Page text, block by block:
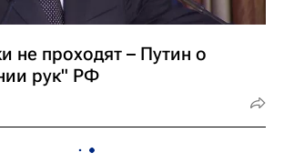
не проходят – Путин о
рук" РФ